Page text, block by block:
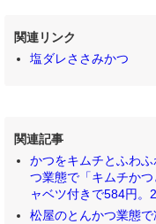
関連リンク
塩ダレささみかつ
関連記事
かつをキムチとふわ
つ業態で「キムチか
ャベツ付きで584円
松屋のとんかつ業態